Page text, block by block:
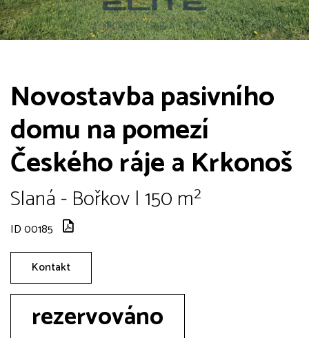
Novostavba pasivního
domu na pomezí
Českého ráje a Krkonoš
Slaná - Bořkov | 150 m²
ID 00185
Kontakt
rezervováno